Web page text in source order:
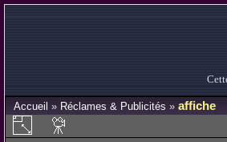
Accueil » Réclames & Publicités » affiche